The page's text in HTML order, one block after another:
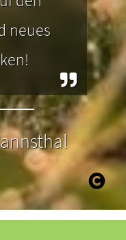
neues